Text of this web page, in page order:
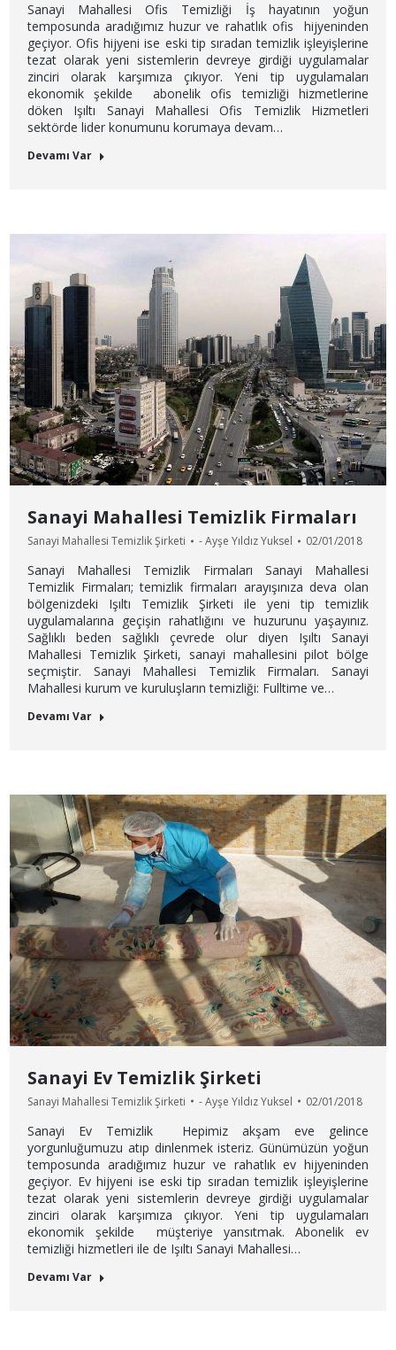
Sanayi Mahallesi Ofis Temizliği İş hayatının yoğun
temposunda aradığımız huzur ve rahatlık ofis hijyeninden
geçiyor. Ofis hijyeni ise eski tip sıradan temizlik işleyişlerine
tezat olarak yeni sistemlerin devreye girdiği uygulamalar
zinciri olarak karşımıza çıkıyor. Yeni tip uygulamaları
ekonomik şekilde abonelik ofis temizliği hizmetlerine
döken Işıltı Sanayi Mahallesi Ofis Temizlik Hizmetleri
sektörde lider konumunu korumaya devam…
Devamı Var
Sanayi Mahallesi Temizlik Firmaları
Sanayi Mahallesi Temizlik Şirketi -Ayşe Yıldız Yuksel 02/01/2018
Sanayi Mahallesi Temizlik Firmaları Sanayi Mahallesi
Temizlik Firmaları; temizlik firmaları arayışınıza deva olan
bölgenizdeki Işıltı Temizlik Şirketi ile yeni tip temizlik
uygulamalarına geçişin rahatlığını ve huzurunu yaşayınız.
Sağlıklı beden sağlıklı çevrede olur diyen Işıltı Sanayi
Mahallesi Temizlik Şirketi, sanayi mahallesini pilot bölge
seçmiştir. Sanayi Mahallesi Temizlik Firmaları. Sanayi
Mahallesi kurum ve kuruluşların temizliği: Fulltime ve…
Devamı Var
Sanayi Ev Temizlik Şirketi
Sanayi Mahallesi Temizlik Şirketi -Ayşe Yıldız Yuksel 02/01/2018
Sanayi Ev Temizlik Hepimiz akşam eve gelince
yorgunluğumuzu atıp dinlenmek isteriz. Günümüzün yoğun
temposunda aradığımız huzur ve rahatlık ev hijyeninden
geçiyor. Ev hijyeni ise eski tip sıradan temizlik işleyişlerine
tezat olarak yeni sistemlerin devreye girdiği uygulamalar
zinciri olarak karşımıza çıkıyor. Yeni tip uygulamaları
ekonomik şekilde müşteriye yansıtmak. Abonelik ev
temizliği hizmetleri ile de Işıltı Sanayi Mahallesi…
Devamı Var